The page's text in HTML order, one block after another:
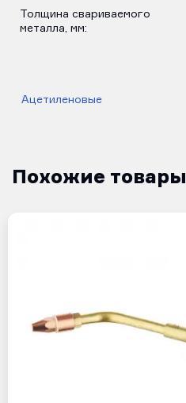
Толщина свариваемого
металла, мм:
Ацетиленовые
Похожие товары